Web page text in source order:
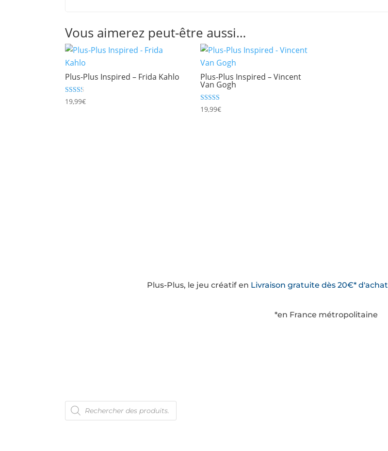
Vous aimerez peut-être aussi…
Plus-Plus Inspired – Frida Kahlo
Note
2.33
19,99€
Plus-Plus Inspired – Vincent
Van Gogh
Note
3.00
19,99€
Plus-Plus, le jeu créatif en Livraison gratuite dès 20€* d'achat
*en France métropolitaine
Recherche
de
produits